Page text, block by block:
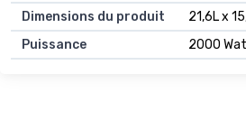
Dimensions du produit
21,6L x
Puissance
2000